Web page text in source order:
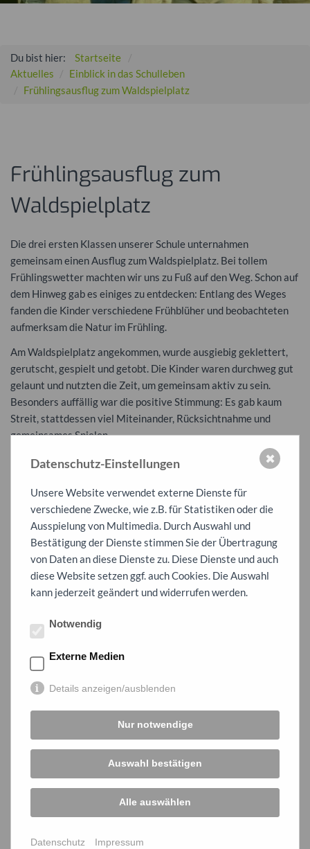
Du bist hier:
Startseite
Aktuelles
Einblick in das Schulleben
Frühlingsausflug zum Waldspielplatz
Frühlingsausflug zum
Waldspielplatz
Die drei ersten Klassen unserer Schule unternahmen
gemeinsam einen Ausflug zum Waldspielplatz. Bei tollem
Frühlingswetter machten wir uns zu Fuß auf den Weg. Schon auf
dem Hinweg gab es einiges zu entdecken: Entlang des Weges
fanden die Kinder verschiedene Frühblüher und beobachteten
aufmerksam die Natur im Frühling.
Am Waldspielplatz angekommen, wurde ausgiebig geklettert,
gerutscht, gespielt und getobt. Die Kinder waren durchweg gut
gelaunt und nutzten die Zeit, um gemeinsam aktiv zu sein.
Besonders auffällig war die positive Stimmung: Es gab kaum
Streit, stattdessen viel Miteinander, Rücksichtnahme und
gemeinsames Spielen.
Der Ausflug verlief wie geplant. Auch den Rückweg legten wir
erschöpft, aber sichtlich zufrieden mit dem erlebnisreichen Tag.
Insgesamt war es ein rundum gelungener Ausflug, der nicht nur
viel Freude gemacht, sondern auch die Klassengemeinschaft
weiter gestärkt hat.
Datenschutz-Einstellungen
Unsere Website verwendet externe Dienste für
verschiedene Zwecke, wie z.B. für Statistiken oder die
Ausspielung von Multimedia. Durch Auswahl und
Bestätigung der Dienste stimmen Sie der Übertragung
von Daten an diese Dienste zu. Diese Dienste und auch
diese Website setzen ggf. auch Cookies. Die Auswahl
kann jederzeit geändert und widerrufen werden.
Notwendig
Externe Medien
Details anzeigen/ausblenden
Nur notwendige
Auswahl bestätigen
Alle auswählen
Datenschutz Impressum
✖